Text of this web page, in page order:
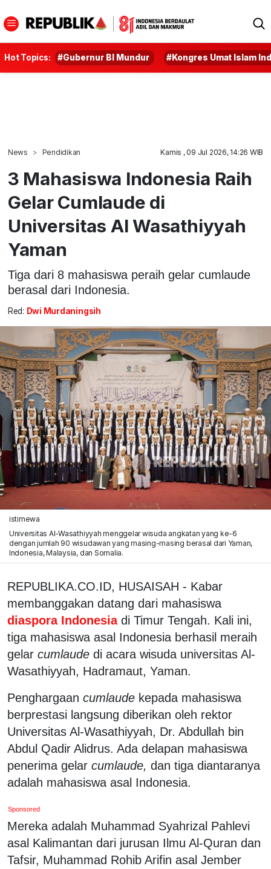
Hot Topics: #Gubernur BI Mundur #Kongres Umat Islam
News Pendidikan Kamis , 09 Jul 2026, 14:26 WIB
3 Mahasiswa Indonesia Raih
Gelar Cumlaude di
Universitas Al Wasathiyyah
Yaman
Tiga dari 8 mahasiswa peraih gelar cumlaude
berasal dari Indonesia.
Red: Dwi Murdaningsih
istimewa
Universitas Al-Wasathiyyah menggelar wisuda angkatan yang ke-6
dengan jumlah 90 wisudawan yang masing-masing berasal dari Yaman,
Indonesia, Malaysia, dan Somalia.
REPUBLIKA.CO.ID, HUSAISAH - Kabar
membanggakan datang dari mahasiswa
diaspora Indonesia di Timur Tengah. Kali ini,
tiga mahasiswa asal Indonesia berhasil meraih
gelar cumlaude di acara wisuda universitas Al-
Wasathiyyah, Hadramaut, Yaman.
Penghargaan cumlaude kepada mahasiswa
berprestasi langsung diberikan oleh rektor
Universitas Al-Wasathiyyah, Dr. Abdullah bin
Abdul Qadir Alidrus. Ada delapan mahasiswa
penerima gelar cumlaude, dan tiga diantaranya
adalah mahasiswa asal Indonesia.
Sponsored
Mereka adalah Muhammad Syahrizal Pahlevi
asal Kalimantan dari jurusan Ilmu Al-Quran dan
Tafsir, Muhammad Rohib Arifin asal Jember